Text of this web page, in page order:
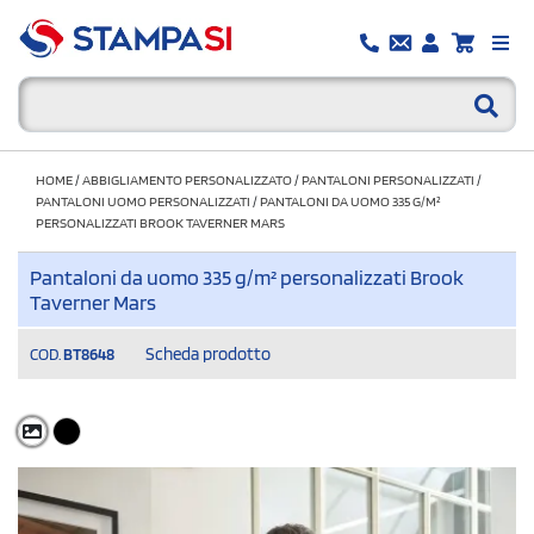
HOME/ABBIGLIAMENTO PERSONALIZZATO/PANTALONI PERSONALIZZATI /
PANTALONI UOMO PERSONALIZZATI /PANTALONI DA UOMO 335 G/M²
PERSONALIZZATI BROOK TAVERNER MARS
Pantaloni da uomo 335 g/m² personalizzati Brook
Taverner Mars
COD. BT8648 Scheda prodotto